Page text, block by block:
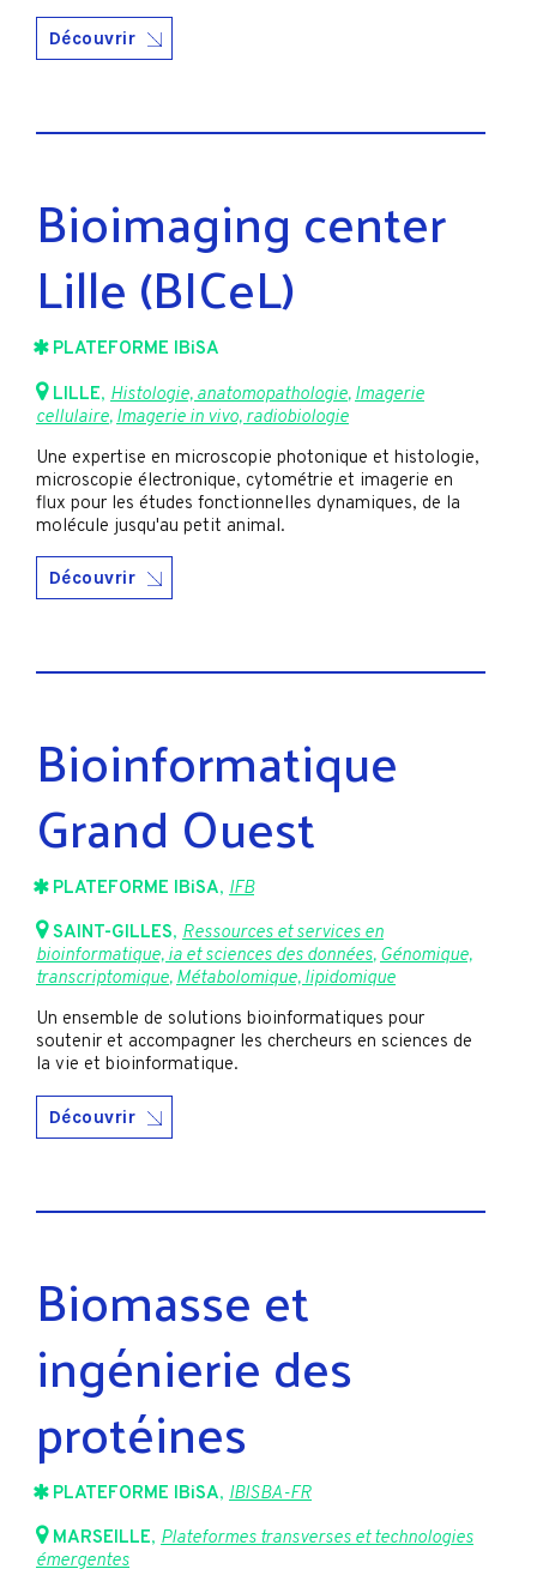
Découvrir
Bioimaging center
Lille (BICeL)
PLATEFORME IBiSA
LILLE, Histologie, anatomopathologie, Imagerie
cellulaire, Imagerie in vivo, radiobiologie
Une expertise en microscopie photonique et histologie,
microscopie électronique, cytométrie et imagerie en
flux pour les études fonctionnelles dynamiques, de la
molécule jusqu'au petit animal.
Découvrir
Bioinformatique
Grand Ouest
PLATEFORME IBiSA, IFB
SAINT-GILLES, Ressources et services en
bioinformatique, ia et sciences des données,Génomique,
transcriptomique,Métabolomique, lipidomique
Un ensemble de solutions bioinformatiques pour
soutenir et accompagner les chercheurs en sciences de
la vie et bioinformatique.
Découvrir
Biomasse et
ingénierie des
protéines
PLATEFORME IBiSA, IBISBA-FR
MARSEILLE, Plateformes transverses et technologies
émergentes